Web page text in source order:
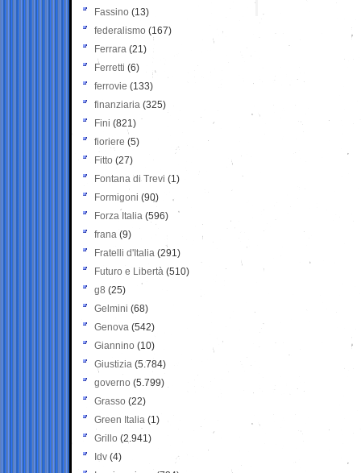
Fassino (13)
federalismo (167)
Ferrara (21)
Ferretti (6)
ferrovie (133)
finanziaria (325)
Fini (821)
fioriere (5)
Fitto (27)
Fontana di Trevi (1)
Formigoni (90)
Forza Italia (596)
frana (9)
Fratelli d'Italia (291)
Futuro e Libertà (510)
g8 (25)
Gelmini (68)
Genova (542)
Giannino (10)
Giustizia (5.784)
governo (5.799)
Grasso (22)
Green Italia (1)
Grillo (2.941)
Idv (4)